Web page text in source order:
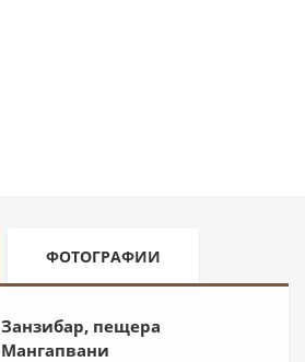
ФОТОГРАФИИ
Занзибар, пещера
Мангапвани